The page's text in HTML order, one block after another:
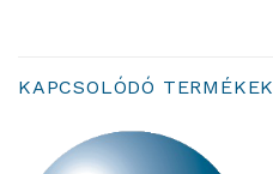
KAPCSOLÓDÓ TERMÉKEK